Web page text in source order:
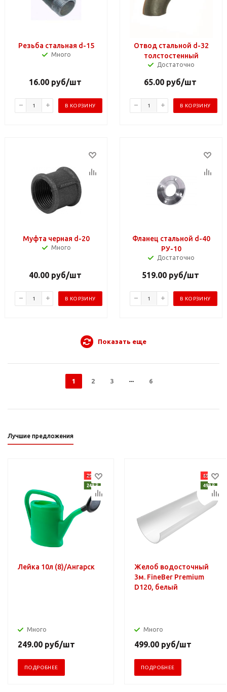
Резьба стальная d-15
Много
16.00 руб/шт
В КОРЗИНУ
Отвод стальной d-32
толстостенный
Достаточно
65.00 руб/шт
В КОРЗИНУ
Муфта черная d-20
Много
40.00 руб/шт
В КОРЗИНУ
Фланец стальной d-40
РУ-10
Достаточно
519.00руб/шт
В КОРЗИНУ
Показать еще
1 2 3 6
Лучшие предложения
Лейка 10л (8)/Ангарск
Много
249.00 руб/шт
ПОДРОБНЕЕ
Желоб водосточный
3м. FineBer Premium
D120, белый
Много
499.00 руб/шт
ПОДРОБНЕЕ